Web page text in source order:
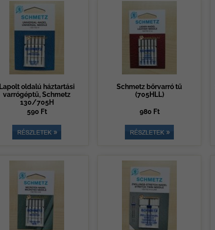
Lapolt oldalú háztartási
varrógéptű, Schmetz
130/705H
590 Ft
Schmetz bőrvarró tű
(705HLL)
980 Ft